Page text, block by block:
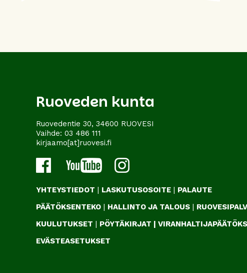
Ruoveden kunta
Ruovedentie 30, 34600 RUOVESI
Vaihde: 03 486 111
kirjaamo[at]ruovesi.fi
YHTEYSTIEDOT | LASKUTUSOSOITE | PALAUTE
PÄÄTÖKSENTEKO | HALLINTO JA TALOUS |
KUULUTUKSET | PÖYTÄKIRJAT |
EVÄSTEASETUKSET